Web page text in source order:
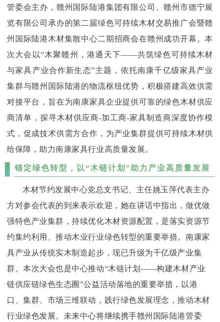
管委会主办，赣州国际陆港集团有限公司、赣州市德宁展
览有限公司 承办的第二届绿色可持续木材交易推广会暨赣
州国际陆港木材集散中心二期招商会在赣州成功开幕。本
次大会以“木聚赣州，港通天下——共筑绿色可持续木材
与家具产业合作新生态”主题，依托南康千亿级家具产业
集群与赣州国际陆港的物流枢纽优势，积极搭建高效供需
对接平台，旨在为南康家具企业提供可靠的绿色木材供应
商清单，探寻木材供应商-加工商-家具制造商深度协作模
式，促成技术供需方合作，为产业集群提供可持续木材供
给保障，助力南康家具行业高质量发展。
锚定绿色转型，以“木链计划”助力产业高质量发展
木材节约发展中心党总支书记、主任姚玉萍代表主办
方对参会代表的到来表示欢迎，她在讲话中指出，做优做
强特色产业集群，持续优化木材资源配置，是落实资源节
约集约利用、推动木业行业绿色转型的重要举措。南康家
具产业从传统实木制造起步，现已升级为千亿级产业集
群。本次大会也是中心推动“木链计划——构建木材产业
链供应链绿色生态圈”公益活动落地的重要举措，以港
口、集群、市场三维联动，践行绿色发展理念，推动木材
行业绿色发展。未来中心将继续携手赣州国际陆港管委